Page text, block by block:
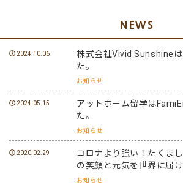
NEWS
2024.10.06
株式会社Vivid Sunshine
た。
お知らせ
2024.05.15
アットホーム留学は
た。
お知らせ
2020.02.29
コロナより強い！たくま
の笑顔と元気を世界に届け
お知らせ